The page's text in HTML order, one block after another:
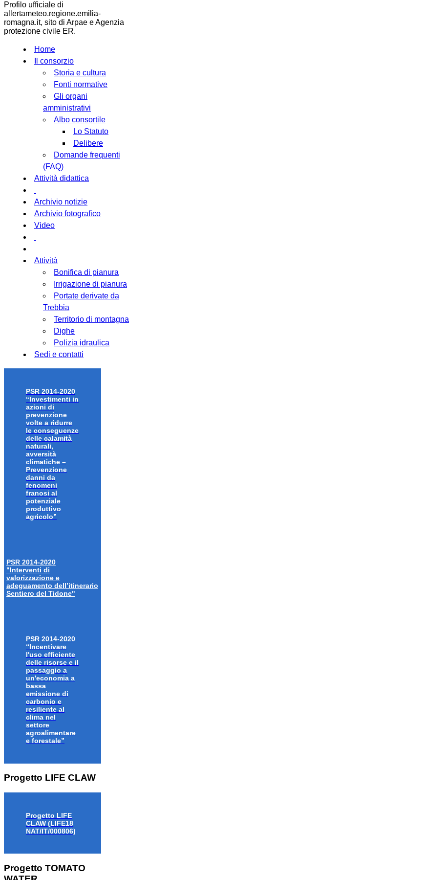
Profilo ufficiale di
allertameteo.regione.emilia-
romagna.it, sito di Arpae e Agenzia
protezione civile ER.
Home
Il consorzio
Storia e cultura
Fonti normative
Gli organi
amministrativi
Albo consortile
Lo Statuto
Delibere
Domande frequenti
(FAQ)
Attività didattica
Archivio notizie
Archivio fotografico
Video
Attività
Bonifica di pianura
Irrigazione di pianura
Portate derivate da
Trebbia
Territorio di montagna
Dighe
Polizia idraulica
Sedi e contatti
PSR 2014-2020
“Investimenti in
azioni di
prevenzione
volte a ridurre
le conseguenze
delle calamità
naturali,
avversità
climatiche –
Prevenzione
danni da
fenomeni
franosi al
potenziale
produttivo
agricolo”
PSR 2014-2020
"Interventi di
valorizzazione e
adeguamento dell’itinerario
Sentiero del Tidone"
PSR 2014-2020
“Incentivare
l'uso efficiente
delle risorse e il
passaggio a
un'economia a
bassa
emissione di
carbonio e
resiliente al
clima nel
settore
agroalimentare
e forestale”
Progetto LIFE CLAW
Progetto LIFE
CLAW (LIFE18
NAT/IT/000806)
Progetto TOMATO